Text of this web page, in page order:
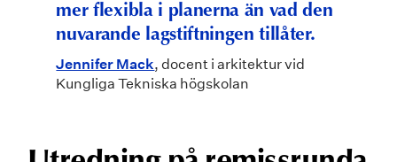
mer flexibla i planerna än vad den
nuvarande lagstiftningen tillåter.
Jennifer Mack, docent i arkitektur vid
Kungliga Tekniska högskolan